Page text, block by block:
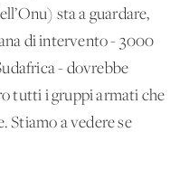
sta a guardare,
di intervento - 3000
- dovrebbe
tutti i gruppi armati che
Stiamo a vedere se